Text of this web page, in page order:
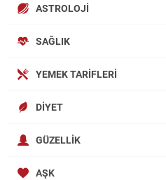
ASTROLOJI
SAĞLIK
YEMEK TARIFLERI
DIYET
GÜZELLIK
AŞK